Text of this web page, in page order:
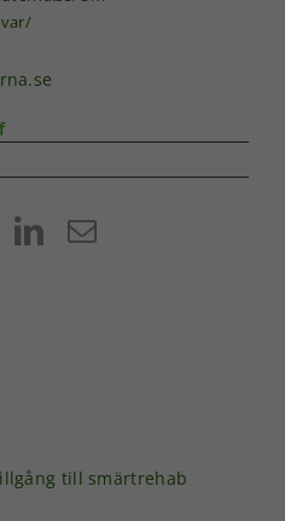
LinkedIn
E-
till smärtrehab